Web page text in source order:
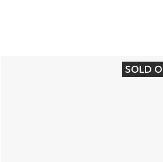
SOLD